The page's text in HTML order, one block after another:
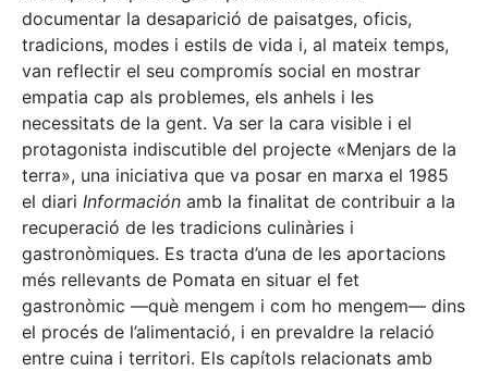
documentar la desaparició de paisatges, oficis,
tradicions, modes i estils de vida i, al mateix temps,
van reflectir el seu compromís social en mostrar
empatia cap als problemes, els anhels i les
necessitats de la gent. Va ser la cara visible i el
protagonista indiscutible del projecte «Menjars de la
terra», una iniciativa que va posar en marxa el 1985
el diari Información amb la finalitat de contribuir a la
recuperació de les tradicions culinàries i
gastronòmiques. Es tracta d’una de les aportacions
més rellevants de Pomata en situar el fet
gastronòmic —què mengem i com ho mengem— dins
el procés de l’alimentació, i en prevaldre la relació
entre cuina i territori. Els capítols relacionats amb